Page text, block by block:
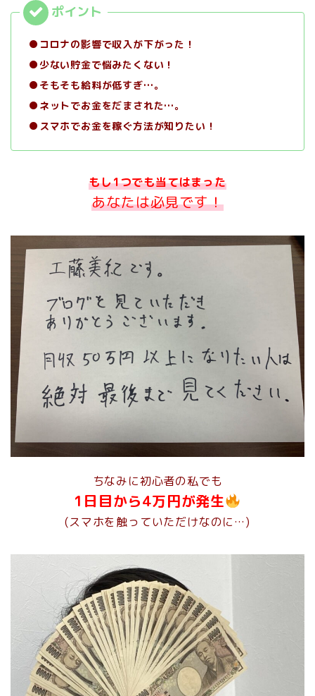
●コロナの影響で収入が下がった！
●少ない貯金で悩みたくない！
●そもそも給料が低すぎ…。
●ネットでお金をだまされた…。
●スマホでお金を稼ぐ方法が知りたい！
もし1つでも当てはまった
あなたは必見です！
ちなみに初心者の私でも
1日目から4万円が発生
(スマホを触っていただけなのに…)